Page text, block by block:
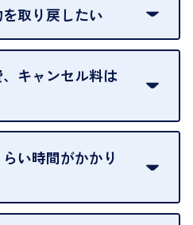
、お好きな時にお越しくださ
フに一言お声がけください。
応させていただきます。
取り戻したい
せんので、買い取ったお品物
されます。買い戻しはできま
さい。
お品物をお戻しすることがで
のうちに、お気軽にお申し出
キャンセル料は
せん。査定金額にご納得いた
場でお断りいただいても問題
にご相談ください。
い時間がかかり
よって異なりますが、店頭買